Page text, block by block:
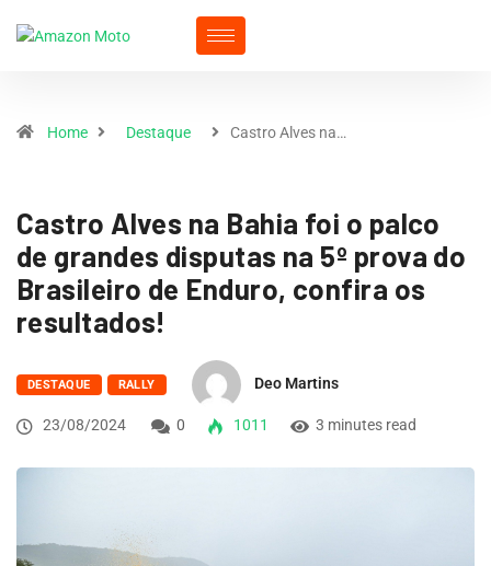
Home Destaque Castro Alves na…
Castro Alves na Bahia foi o palco
de grandes disputas na 5º prova do
Brasileiro de Enduro, confira os
resultados!
DESTAQUE RALLY Deo Martins
23/08/2024 0 1011 3 minutes read